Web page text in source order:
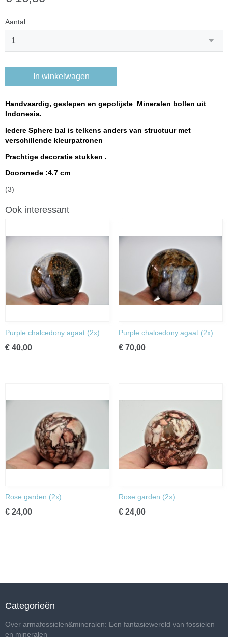
Aantal
In winkelwagen
Handvaardig, geslepen en gepolijste Mineralen bollen uit
Indonesia.
Iedere Sphere bal is telkens anders van structuur met
verschillende kleurpatronen
Prachtige decoratie stukken .
Doorsnede :4.7 cm
(3)
Ook interessant
Purple chalcedony agaat (2x)
€ 40,00
Purple chalcedony agaat (2x)
€ 70,00
Rose garden (2x)
€ 24,00
Rose garden (2x)
€ 24,00
Categorieën
Over armafossielen&mineralen: Een fantasiewereld van fossielen
en mineralen